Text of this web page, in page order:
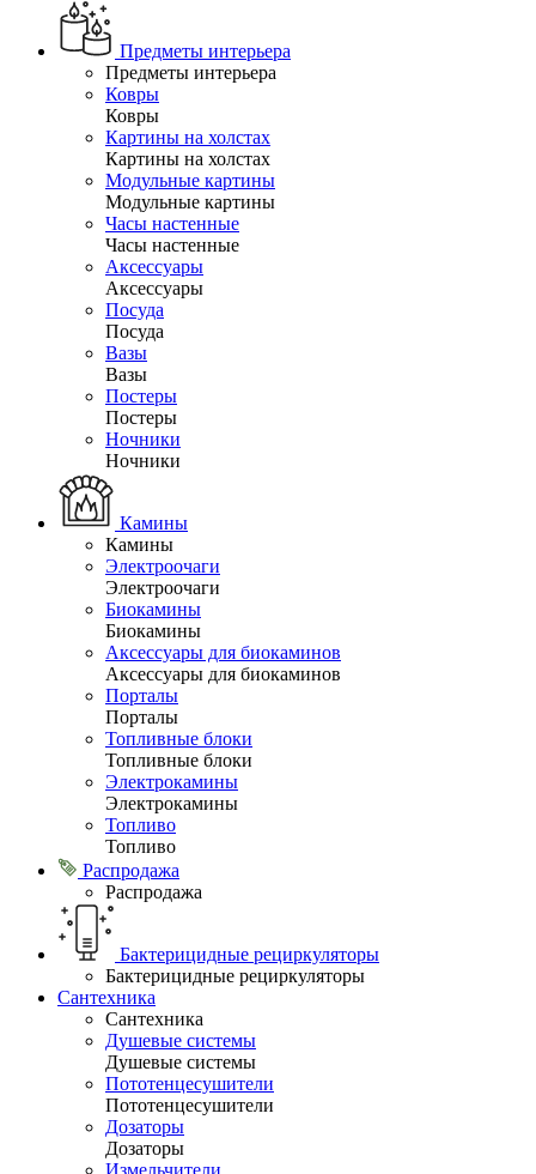
Предметы интерьера
Предметы интерьера
Ковры
Ковры
Картины на холстах
Картины на холстах
Модульные картины
Модульные картины
Часы настенные
Часы настенные
Аксессуары
Аксессуары
Посуда
Посуда
Вазы
Вазы
Постеры
Постеры
Ночники
Ночники
Камины
Камины
Электроочаги
Электроочаги
Биокамины
Биокамины
Аксессуары для биокаминов
Аксессуары для биокаминов
Порталы
Порталы
Топливные блоки
Топливные блоки
Электрокамины
Электрокамины
Топливо
Топливо
Распродажа
Распродажа
Бактерицидные рециркуляторы
Бактерицидные рециркуляторы
Сантехника
Сантехника
Душевые системы
Душевые системы
Пототенцесушители
Пототенцесушители
Дозаторы
Дозаторы
Измельчители